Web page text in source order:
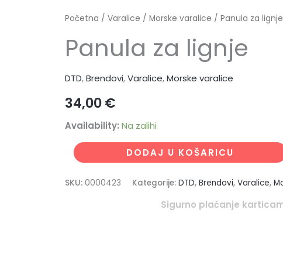
Početna / Varalice / Morske varalice / Panula za lignje
Panula za lignje
DTD,Brendovi,Varalice,Morske varalice
34,00€
Availability: Na zalihi
Panula
lignje
DODAJ U KOŠARICU
SKU: 0000423 Kategorije: DTD, Brendovi, Varalice,
Sigurno plaćanje